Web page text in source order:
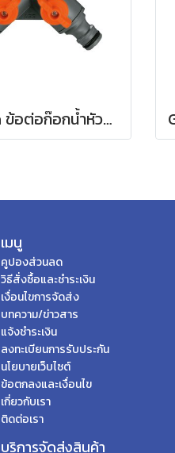
Gardena ข้อต่อก๊อกน้ำหัวแยกสองทาง 26.5 มม. (3/4") (00938-20)
เมนู
คูปองส่วนลด
วิธีสั่งซื้อและชำระเงิน
เงื่อนไขการจัดส่ง
บทความ/ข่าวสาร
แจ้งชำระเงิน
ลงทะเบียนการรับประกัน
นโยบายเว็บไซต์
ข้อตกลงและเงื่อนไข
เกี่ยวกับเรา
ติดต่อเรา
บริการจัดส่งสินค้า